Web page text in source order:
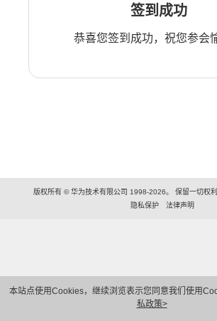
本站点使用Cookies，继续浏览表示您同意我们使用
私政策>
签到成功
恭喜您签到成功，祝您参会
版权所有 © 华为技术有限公司 1998-2026。 保留一切权
隐私保护
法律声明